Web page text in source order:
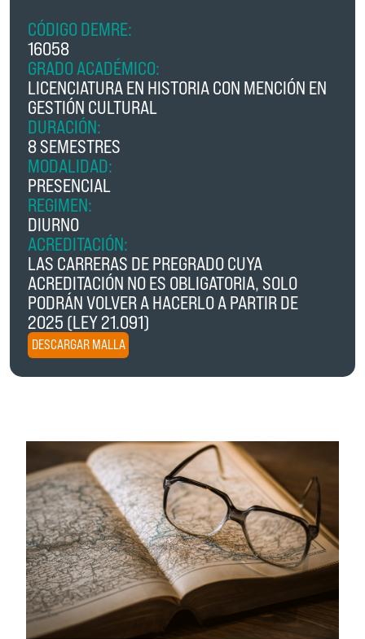
CÓDIGO DEMRE:
16058
GRADO ACADÉMICO:
LICENCIATURA EN HISTORIA CON MENCIÓN EN
GESTIÓN CULTURAL
DURACIÓN:
8 SEMESTRES
MODALIDAD:
PRESENCIAL
REGIMEN:
DIURNO
ACREDITACIÓN:
LAS CARRERAS DE PREGRADO CUYA
ACREDITACIÓN NO ES OBLIGATORIA, SOLO
PODRÁN VOLVER A HACERLO A PARTIR DE
2025 (LEY 21.091)
DESCARGAR MALLA